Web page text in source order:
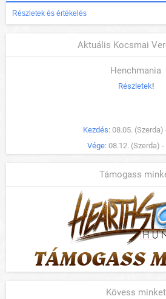
Részletek és értékelés
Aktuális Kocsmai
Henchmania
Részletek!
Kezdés: 08.05. (Szerda)
Vége: 08.12. (Szerda) -
Támogass
Kövess minket